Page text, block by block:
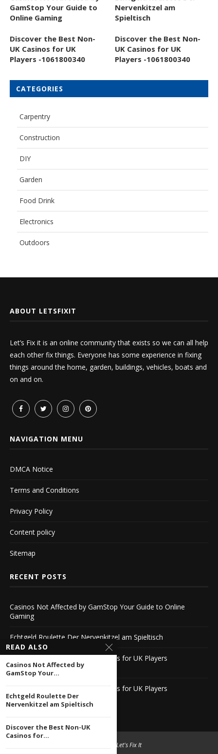
GamStop Your Guide to
Online Gaming
Nervenkitzel am
Spieltisch
Discover the Best Non-
UK Casinos for UK
Players -1061800340
Discover the Best Non-
UK Casinos for UK
Players -1061800340
CATEGORIES
Carpentry
Construction
DIY
Garden
Food Drink
Electronics
Outdoors
ABOUT LETSFIXIT
Let’s Fix it is an online community that exists so we can all help
each other fix things. Everyone has some experience in fixing
things around the home, garden, buildings, vehicles, boats and
on and on.
NAVIGATION MENU
DMCA Notice
Terms and Conditions
Privacy Policy
Content policy
Sitemap
RECENT POSTS
Casinos Not Affected by GamStop Your Guide to Online
Gaming
Echtgeld Roulette Der Nervenkitzel am Spieltisch
Discover the Best Non-UK Casinos for UK Players
-1061800340
Discover the Best Non-UK Casinos for UK Players
-1061800340
2026 Let's Fix It
READ ALSO
Casinos Not Affected by
GamStop Your...
Echtgeld Roulette Der
Nervenkitzel am Spieltisch
Discover the Best Non-UK
Casinos for...